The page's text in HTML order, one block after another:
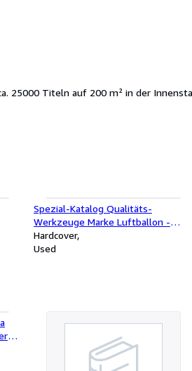
Titeln auf 200 m² in der
Spezial-Katalog Qualitäts-
Werkzeuge Marke Luftballon -
Hauptkatalog über Qualitäs-
Werzeuge
Hardcover
Used